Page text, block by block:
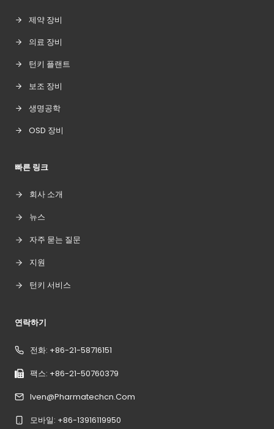
제약 장비
의료 장비
턴키 플랜트
보조 장비
생명공학
OSD 장비
빠른 링크
회사 소개
뉴스
자주 묻는 질문
지원
턴키 서비스
연락하기
전화: +86-21-58716151
팩스: +86-21-50760379
Iven@pharmatechcn.com
모바일: +86-13916119950